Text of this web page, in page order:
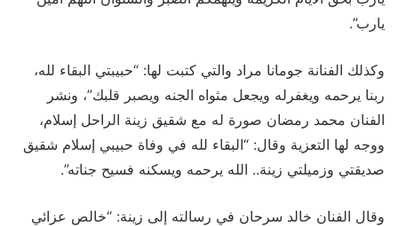
يارب”.
وكذلك الفنانة جومانا مراد والتي كتبت لها: “حبيبتي البقاء لله،
ربنا يرحمه ويغفرله ويجعل مثواه الجنه ويصبر قلبك”، ونشر
الفنان محمد رمضان صورة له مع شقيق زينة الراحل إسلام،
ووجه لها التعزية وقال: “البقاء لله في وفاة حبيبي إسلام شقيق
صديقتي وزميلتي زينة.. الله يرحمه ويسكنه فسيح جناته”.
وقال الفنان خالد سرحان في رسالته إلى زينة: “خالص عزائي